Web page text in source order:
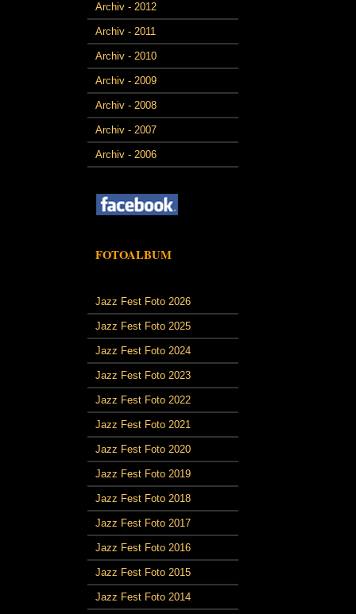
Archiv - 2012
Archiv - 2011
Archiv - 2010
Archiv - 2009
Archiv - 2008
Archiv - 2007
Archiv - 2006
FOTOALBUM
Jazz Fest Foto 2026
Jazz Fest Foto 2025
Jazz Fest Foto 2024
Jazz Fest Foto 2023
Jazz Fest Foto 2022
Jazz Fest Foto 2021
Jazz Fest Foto 2020
Jazz Fest Foto 2019
Jazz Fest Foto 2018
Jazz Fest Foto 2017
Jazz Fest Foto 2016
Jazz Fest Foto 2015
Jazz Fest Foto 2014